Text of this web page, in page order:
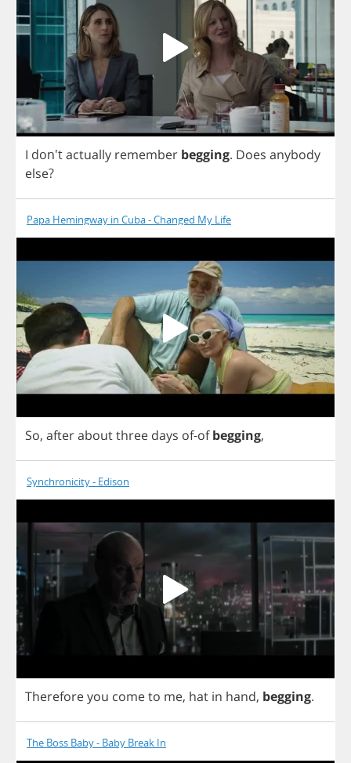
I don'tactually remember begging. Does anybody
else?
Papa Hemingway in Cuba - Changed My Life
So, afteraboutthree days of-of begging,
Synchronicity - Edison
Thereforeyou cometo me, hat in hand, begging.
The Boss Baby - Baby Break In